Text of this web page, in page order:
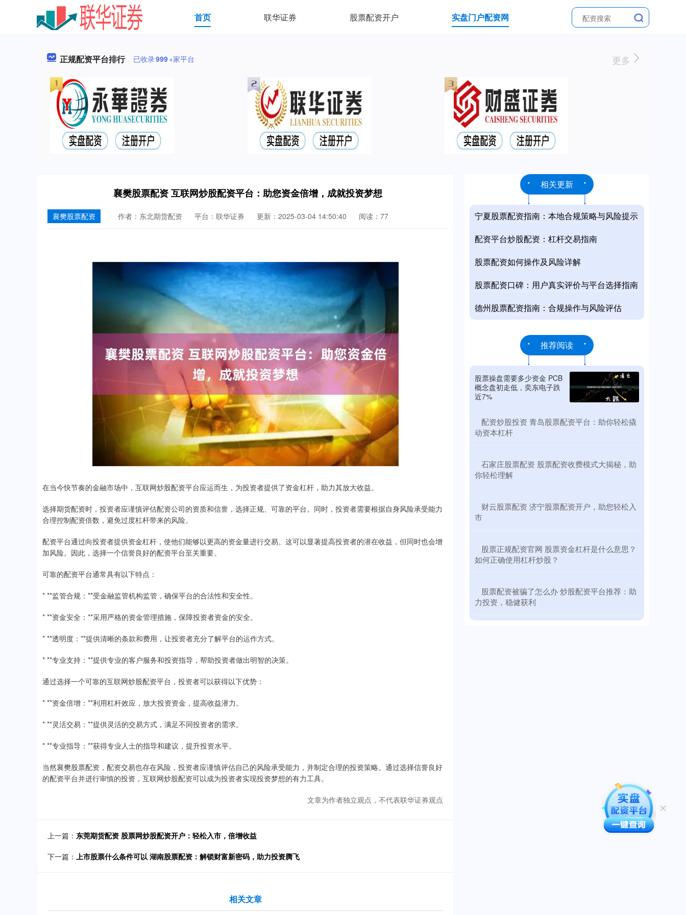
首页 联华证券 股票配资开户 实盘门户配资网
正规配资平台排行 已收录999+家平台 更多
襄樊股票配资 互联网炒股配资平台：助您资金倍增，成就投资梦想
襄樊股票配资 作者：东北期货配资 平台：联华证券 更新：2025-03-04 14:50:40 阅读：77
在当今快节奏的金融市场中，互联网炒股配资平台应运而生，为投资者提供了资金杠杆，助力其放大收益。
选择期货配资时，投资者应谨慎评估配资公司的资质和信誉，选择正规、可靠的平台。同时，投资者需要根据自身风险承受能力
合理控制配资倍数，避免过度杠杆带来的风险。
配资平台通过向投资者提供资金杠杆，使他们能够以更高的资金量进行交易。这可以显著提高投资者的潜在收益，但同时也会增
加风险。因此，选择一个信誉良好的配资平台至关重要。
可靠的配资平台通常具有以下特点：
* **监管合规：**受金融监管机构监管，确保平台的合法性和安全性。
* **资金安全：**采用严格的资金管理措施，保障投资者资金的安全。
* **透明度：**提供清晰的条款和费用，让投资者充分了解平台的运作方式。
* **专业支持：**提供专业的客户服务和投资指导，帮助投资者做出明智的决策。
通过选择一个可靠的互联网炒股配资平台，投资者可以获得以下优势：
* **资金倍增：**利用杠杆效应，放大投资资金，提高收益潜力。
* **灵活交易：**提供灵活的交易方式，满足不同投资者的需求。
* **专业指导：**获得专业人士的指导和建议，提升投资水平。
当然襄樊股票配资，配资交易也存在风险，投资者应谨慎评估自己的风险承受能力，并制定合理的投资策略。通过选择信誉良好
的配资平台并进行审慎的投资，互联网炒股配资可以成为投资者实现投资梦想的有力工具。
文章为作者独立观点，不代表联华证券观点
上一篇： 东莞期货配资 股票网炒股配资开户：轻松入市，倍增收益
下一篇： 上市股票什么条件可以 湖南股票配资：解锁财富新密码，助力投资腾飞
相关文章
相关更新
宁夏股票配资指南：本地合规策略与风险提示
配资平台炒股配资：杠杆交易指南
股票配资如何操作及风险详解
股票配资口碑：用户真实评价与平台选择指南
德州股票配资指南：合规操作与风险评估
推荐阅读
股票操盘需要多少资金 PCB
概念盘初走低，奕东电子跌
近7%
​配资炒股投资 青岛股票配资平台：助你轻松撬
动资本杠杆
​石家庄股票配资 股票配资收费模式大揭秘，助
你轻松理解
​财云股票配资 济宁股票配资开户，助您轻松入
市
​股票正规配资官网 股票资金杠杆是什么意思？
如何正确使用杠杆炒股？
​股票配资被骗了怎么办 炒股配资平台推荐：助
力投资，稳健获利